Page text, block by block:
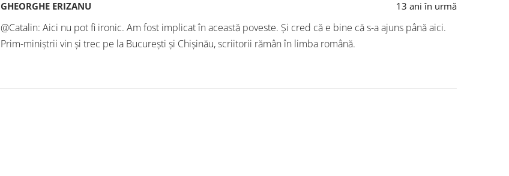
GHEORGHE ERIZANU 13 ani în urmă
@Catalin: Aici nu pot fi ironic. Am fost implicat în această poveste. Și cred că e bine că s-a ajuns până aici.
Prim-miniștrii vin și trec pe la București și Chișinău, scriitorii rămân în limba română.